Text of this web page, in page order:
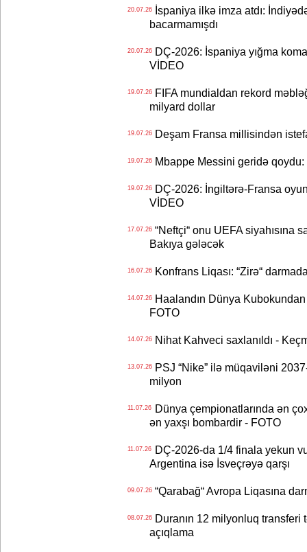
20.07.26İspaniya ilkə imza atdı:
bacarmamışdı
20.07.26DÇ-2026: İspaniya yığma
VİDEO
19.07.26FIFA mundialdan rekord
milyard dollar
19.07.26Deşam Fransa millisindən
19.07.26Mbappe Messini geridə qoydu:
19.07.26DÇ-2026: İngiltərə-Fransa
VİDEO
17.07.26“Neftçi“ onu UEFA siyahısına
Bakıya gələcək
16.07.26Konfrans Liqası: “Zirə“
14.07.26Haalandın Dünya Kubokundan
FOTO
14.07.26Nihat Kahveci saxlanıldı -
13.07.26PSJ “Nike” ilə müqaviləni
milyon
11.07.26Dünya çempionatlarında ən
ən yaxşı bombardir - FOTO
11.07.26DÇ-2026-da 1/4 finala yekun
Argentina isə İsveçrəyə qarşı
09.07.26“Qarabağ“ Avropa Liqasına
08.07.26Duranın 12 milyonluq transferi
açıqlama